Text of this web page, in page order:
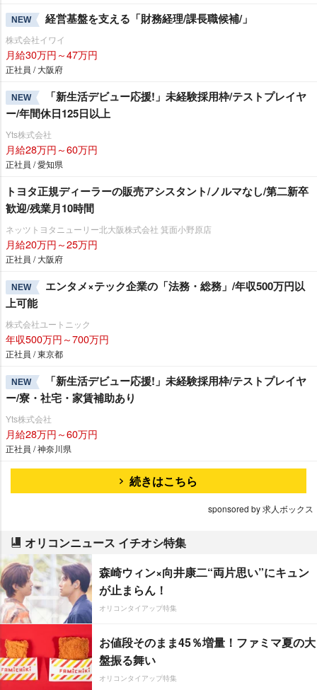
NEW 経営基盤を支える「財務経理/課長職候補/」
株式会社イワイ
月給30万円～47万円
正社員 / 大阪府
NEW
「新生活デビュー応援!」未経験採用枠/テストプレイヤ
ー/年間休日125日以上
Yts株式会社
月給28万円～60万円
正社員 / 愛知県
トヨタ正規ディーラーの販売アシスタント/ノルマなし/第二新卒
歓迎/残業月10時間
ネッツトヨタニューリー北大阪株式会社 箕面小野原店
月給20万円～25万円
正社員 / 大阪府
NEW
エンタメ×テック企業の「法務・総務」/年収500万円以
上可能
株式会社ユートニック
年収500万円～700万円
正社員 / 東京都
NEW
「新生活デビュー応援!」未経験採用枠/テストプレイヤ
ー/寮・社宅・家賃補助あり
Yts株式会社
月給28万円～60万円
正社員 / 神奈川県
続きはこちら
sponsored by 求人ボックス
オリコンニュース イチオシ特集
森崎ウィン×向井康二“両片思い”にキュン
が止まらん！
オリコンタイアップ特集
お値段そのまま45％増量！ファミマ夏の大
盤振る舞い
オリコンタイアップ特集